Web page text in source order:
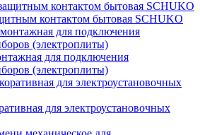
контактом бытовая SCHUKO
для подключения
(электроплиты)
для электроустановочных